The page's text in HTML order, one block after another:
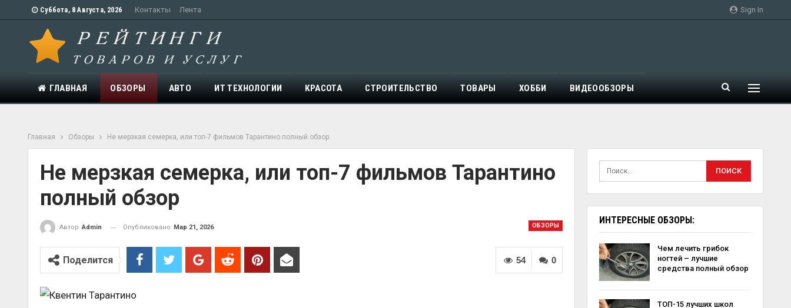
Sign In
Суббота, 8 Августа, 2026 Контакты Лента
ГЛАВНАЯ ОБЗОРЫ АВТО ИТ ТЕХНОЛОГИИ КРАСОТА СТРОИТЕЛЬСТВО ТОВАРЫ ХОББИ ВИДЕООБЗОРЫ
Главная Обзоры Не мерзкая семерка, или топ-7 фильмов Тарантино полный обзор
Не мерзкая семерка, или топ-7 фильмов Тарантино
полный обзор
ОБЗОРЫ
Автор Admin Опубликовано Мар 21, 2026
0
54
Поделится
ИНТЕРЕСНЫЕ ОБЗОРЫ:
Чем лечить грибок
ногтей – лучшие
средства полный обзор
ТОП-15 лучших школ